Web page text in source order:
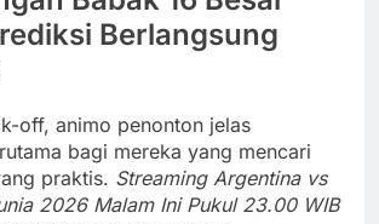
Berlangsung
off, animo penonton jelas
bagi mereka yang mencari
praktis. Streaming Argentina vs
2026 Malam Ini Pukul 23.00 WIB